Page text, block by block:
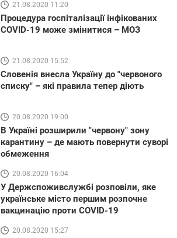
21.08.2020 11:20
Процедура госпіталізації інфікованих
COVID-19 може змінитися – МОЗ
21.08.2020 15:52
Словенія внесла Україну до "червоного
списку" – які правила тепер діють
20.08.2020 19:00
В Україні розширили "червону" зону
карантину – де мають повернути суворі
обмеження
20.08.2020 16:04
У Держспоживслужбі розповіли, яке
українське місто першим розпочне
вакцинацію проти COVID-19
20.08.2020 15:27